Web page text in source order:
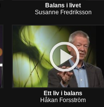
Balans i livet
Susanne Fredriksson
Ett liv i balans
Håkan Forsström